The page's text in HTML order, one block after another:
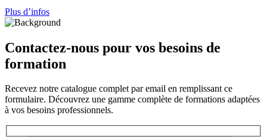
Plus d’infos
Contactez-nous pour vos besoins de
formation
Recevez notre catalogue complet par email en remplissant ce
formulaire. Découvrez une gamme complète de formations adaptées
à vos besoins professionnels.